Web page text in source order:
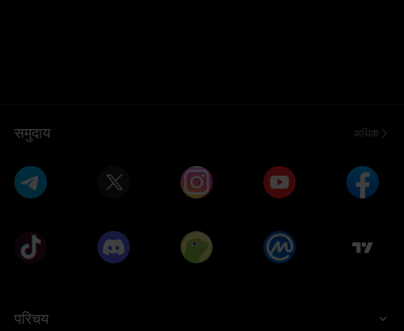
समुदाय अधिक
परिचय